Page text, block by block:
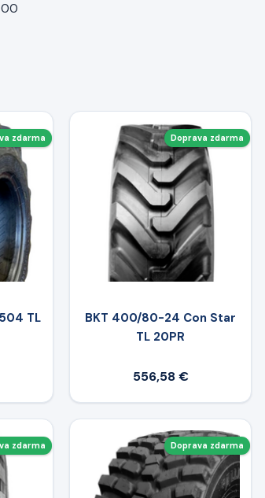
zdarma
TL
Doprava zdarma
BKT 400/80-24 Con Star
TL 20PR
556,58 €
zdarma Doprava zdarma